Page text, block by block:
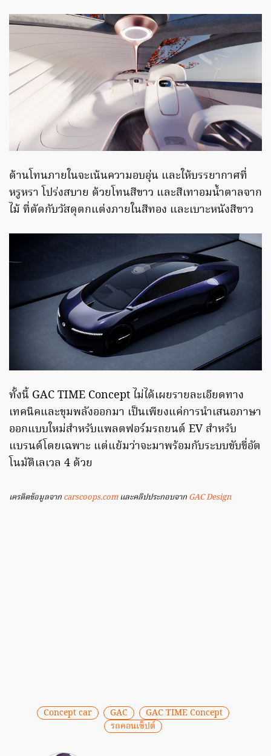
ด้านโทนภายในจะเน้นความอบอุ่น และให้บรรยากาศที่
หรูหรา โปร่งสบาย ด้วยโทนสีขาว และสีเทาอมน้ำตาลจาก
ไม้ ที่ตัดกับวัสดุตกแต่งภายในสีทอง และเบาะหนังสีขาว
ทั้งนี้ GAC TIME Concept ไม่ได้เผยรายละเอียดทาง
เทคนิคและขุมพลังออกมา เป็นเพียงแค่การนำเสนอภาษา
ออกแบบใหม่สำหรับแพลตฟอร์มรถยนต์ EV สำหรับ
แบรนด์โดยเฉพาะ แต่แย้มว่าจะมาพร้อมกับระบบขับขี่อัต
โนมัติเลเวล 4 ด้วย
เครดิตข้อมูลจากcarscoops.comและคลิปประกอบจากGAC Design
Concept car GAC
GAC TIME Concept
รถคอนเซ็ปต์